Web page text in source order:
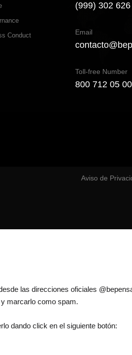
Conduct
(999) 302 626
Email
Toll-free Number
800 712 05 00
Aviso de
las direcciones oficiales
marcarlo como spam.
dando click en el siguiente botón: